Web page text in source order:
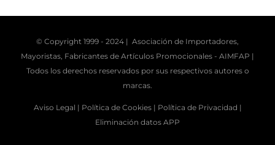
© Copyright 1999 - 2024 | Asociación de Importadores,
Mayoristas, Fabricantes de Artículos Promocionales - AIMFAP |
Todos los derechos reservados por sus respectivos autores o
marcas.
Aviso Legal | Política de Cookies | Política de Privacidad |
Eliminación datos APP